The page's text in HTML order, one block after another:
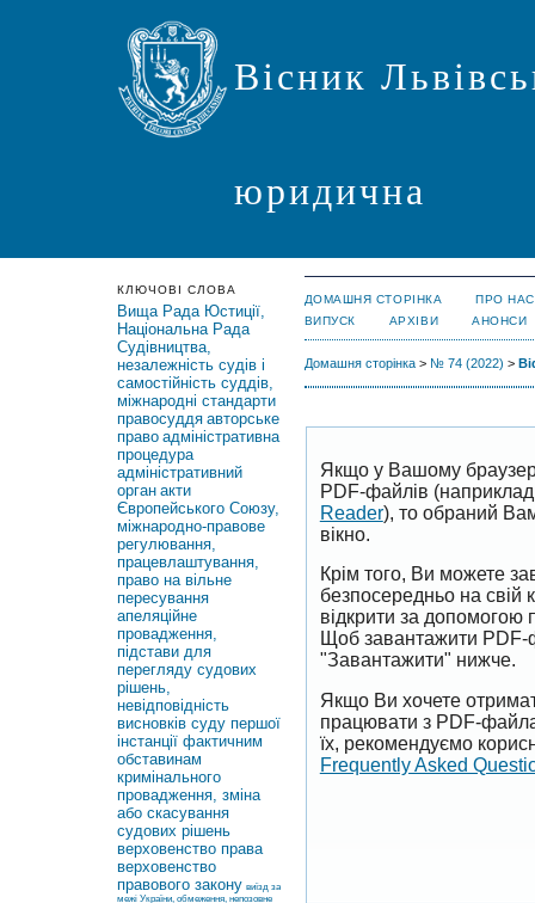
Вісник
юридична
КЛЮЧОВІ СЛОВА
Вища Рада Юстиції,
Національна Рада
Судівництва,
незалежність судів і
самостійність суддів,
міжнародні стандарти
правосуддя авторське
право адміністративна
процедура
адміністративний
орган акти
Європейського Союзу,
міжнародно-правове
регулювання,
працевлаштування,
право на вільне
пересування
апеляційне
провадження,
підстави для
перегляду судових
рішень,
невідповідність
висновків суду першої
інстанції фактичним
обставинам
кримінального
провадження, зміна
або скасування
судових рішень
верховенство права
верховенство
правового закону виїзд за
межі України, обмеження, непозовне
ДОМАШНЯ СТОРІНКА
ПРО НАС
ВИПУСК
АРХІВИ АНОНСИ
Домашня сторінка> № 74 (2022) >
Якщо у Вашому
PDF-файлів
Reader), то обраний
вікно.
Крім того, Ви можете
безпосередньо на
відкрити за
Щоб завантажити PDF-
"Завантажити" нижче.
Якщо Ви хочете
працювати з PDF-
їх, рекомендуємо
Frequently Asked